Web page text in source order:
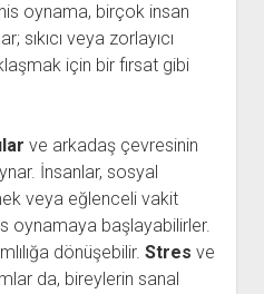
oynama, birçok insan
sıkıcı veya zorlayıcı
için bir fırsat gibi
ve arkadaş çevresinin
İnsanlar, sosyal
veya eğlenceli vakit
oynamaya başlayabilirler.
dönüşebilir. Stres ve
da, bireylerin sanal